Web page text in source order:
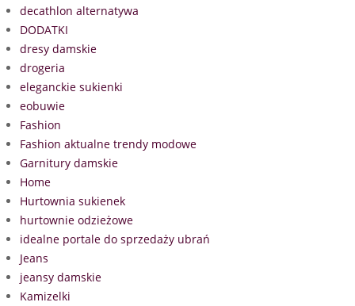
decathlon alternatywa
DODATKI
dresy damskie
drogeria
eleganckie sukienki
eobuwie
Fashion
Fashion aktualne trendy modowe
Garnitury damskie
Home
Hurtownia sukienek
hurtownie odzieżowe
idealne portale do sprzedaży ubrań
Jeans
jeansy damskie
Kamizelki